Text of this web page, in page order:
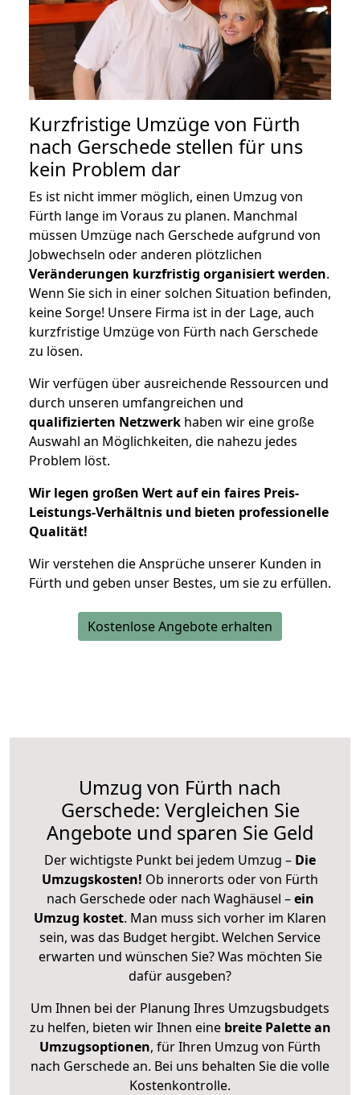
Kurzfristige Umzüge von Fürth
nach Gerschede stellen für uns
kein Problem dar
Es ist nicht immer möglich, einen Umzug von
Fürth lange im Voraus zu planen. Manchmal
müssen Umzüge nach Gerschede aufgrund von
Jobwechseln oder anderen plötzlichen
Veränderungen kurzfristig organisiert werden.
Wenn Sie sich in einer solchen Situation befinden,
keine Sorge! Unsere Firma ist in der Lage, auch
kurzfristige Umzüge von Fürth nach Gerschede
zu lösen.
Wir verfügen über ausreichende Ressourcen und
durch unseren umfangreichen und
qualifizierten Netzwerk haben wir eine große
Auswahl an Möglichkeiten, die nahezu jedes
Problem löst.
Wir legen großen Wert auf ein faires Preis-
Leistungs-Verhältnis und bieten professionelle
Qualität!
Wir verstehen die Ansprüche unserer Kunden in
Fürth und geben unser Bestes, um sie zu erfüllen.
Kostenlose Angebote erhalten
Umzug von Fürth nach
Gerschede: Vergleichen Sie
Angebote und sparen Sie Geld
Der wichtigste Punkt bei jedem Umzug – Die
Umzugskosten! Ob innerorts oder von Fürth
nach Gerschede oder nach Waghäusel –ein
Umzug kostet. Man muss sich vorher im Klaren
sein, was das Budget hergibt. Welchen Service
erwarten und wünschen Sie? Was möchten Sie
dafür ausgeben?
Um Ihnen bei der Planung Ihres Umzugsbudgets
zu helfen, bieten wir Ihnen eine breite Palette an
Umzugsoptionen, für Ihren Umzug von Fürth
nach Gerschede an. Bei uns behalten Sie die volle
Kostenkontrolle.